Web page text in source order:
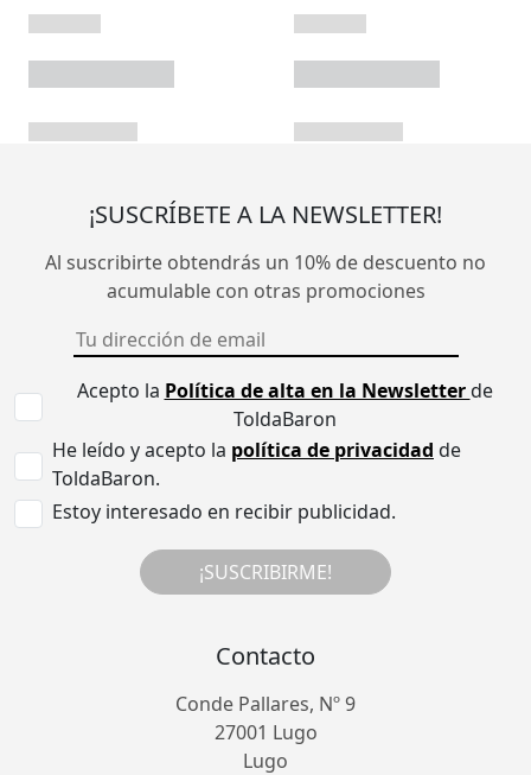
¡SUSCRÍBETE A LA NEWSLETTER!
Al suscribirte obtendrás un 10% de descuento no
acumulable con otras promociones
Acepto la Política de alta en la Newsletterde
ToldaBaron
He leído y acepto la política de privacidad de
ToldaBaron.
Estoy interesado en recibir publicidad.
¡SUSCRIBIRME!
Contacto
Conde Pallares, Nº 9
27001 Lugo
Lugo